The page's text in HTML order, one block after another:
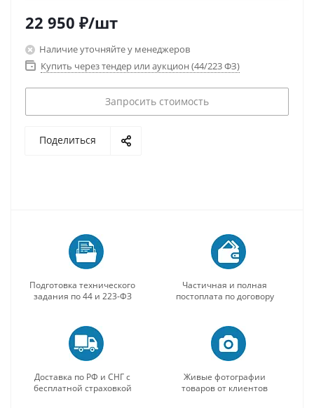
ноги, голову и грудную клетку для практики
компрессий и искусственной вентиляции.
Манекен оснащен двумя режимами тренировки,
включая оценку глубины компрессий с звуковыми
сигналами. Гигиеничность обеспечивается
клапаном с обратным током воздуха.
22 950 ₽/шт
Наличие уточняйте у менеджеров
Купить через тендер или аукцион (44/223 ФЗ)
Запросить стоимость
Поделиться
Подготовка технического
задания по 44 и 223-ФЗ
Частичная и полная
постоплата по договору
Доставка по РФ и СНГ с
бесплатной страховкой
Живые фотографии
товаров от клиентов